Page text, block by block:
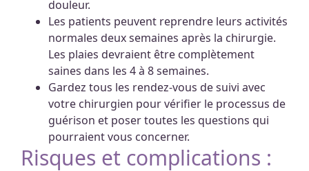
douleur.
Les patients peuvent reprendre leurs activités
normales deux semaines après la chirurgie.
Les plaies devraient être complètement
saines dans les 4 à 8 semaines.
Gardez tous les rendez-vous de suivi avec
votre chirurgien pour vérifier le processus de
guérison et poser toutes les questions qui
pourraient vous concerner.
Risques et complications :